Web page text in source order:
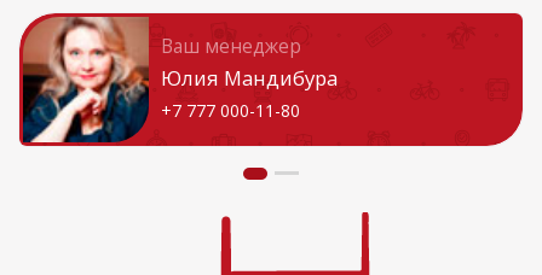
Ваш менеджер
Юлия Мандибура
+7 777 000-11-80